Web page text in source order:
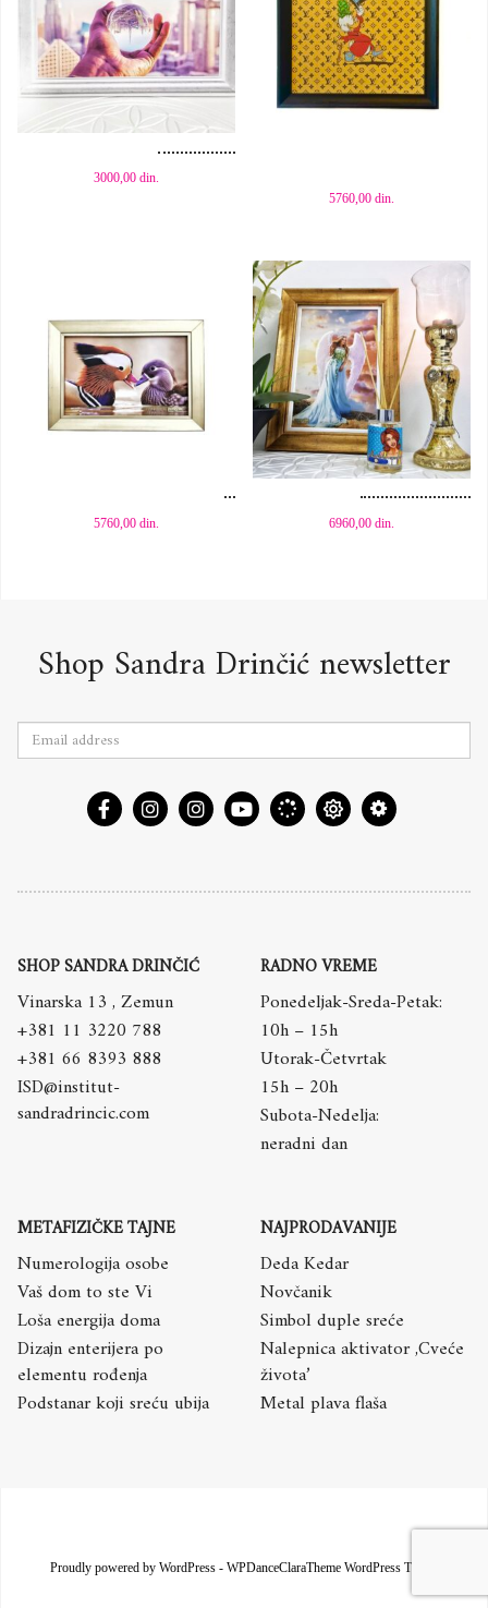
Dodaj u korpu
3000,00 din.
5760,00din.
5760,00 din.
Dodaj u korpu
6960,00din.
Shop Sandra Drinčić newsletter
SHOP SANDRA DRINČIĆ
Vinarska 13 , Zemun
+381 11 3220 788
+381 66 8393 888
ISD@institut-
sandradrincic.com
RADNO VREME
Ponedeljak-Sreda-Petak:
10h – 15h
Utorak-Četvrtak
15h – 20h
Subota-Nedelja:
neradni dan
METAFIZIČKE TAJNE
Numerologija osobe
Vaš dom to ste Vi
Loša energija doma
Dizajn enterijera po
elementu rođenja
Podstanar koji sreću ubija
NAJPRODAVANIJE
Deda Kedar
Novčanik
Simbol duple sreće
Nalepnica aktivator ,Cveće
života’
Metal plava flaša
Proudly powered by WordPress- WPDanceClaraTheme WordPress Theme